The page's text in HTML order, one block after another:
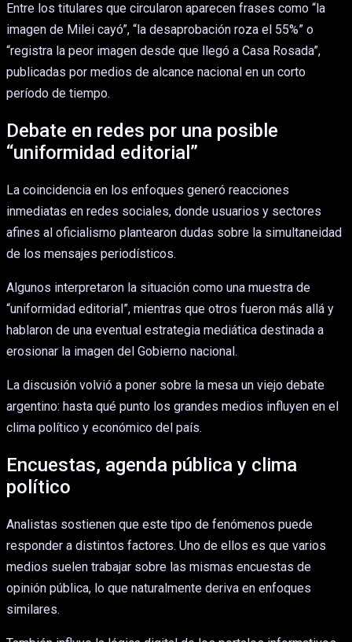
Entre los titulares que circularon aparecen frases como “la
imagen de Milei cayó”, “la desaprobación roza el 55%” o
“registra la peor imagen desde que llegó a Casa Rosada”,
publicadas por medios de alcance nacional en un corto
período de tiempo.
Debate en redes por una posible
“uniformidad editorial”
La coincidencia en los enfoques generó reacciones
inmediatas en redes sociales, donde usuarios y sectores
afines al oficialismo plantearon dudas sobre la simultaneidad
de los mensajes periodísticos.
Algunos interpretaron la situación como una muestra de
“uniformidad editorial”, mientras que otros fueron más allá y
hablaron de una eventual estrategia mediática destinada a
erosionar la imagen del Gobierno nacional.
La discusión volvió a poner sobre la mesa un viejo debate
argentino: hasta qué punto los grandes medios influyen en el
clima político y económico del país.
Encuestas, agenda pública y clima
político
Analistas sostienen que este tipo de fenómenos puede
responder a distintos factores. Uno de ellos es que varios
medios suelen trabajar sobre las mismas encuestas de
opinión pública, lo que naturalmente deriva en enfoques
similares.